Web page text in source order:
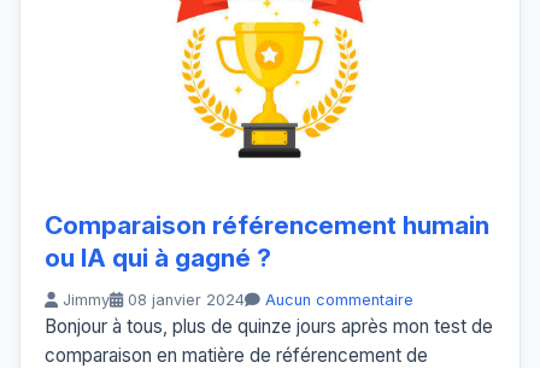
Comparaison référencement humain
ou IA qui à gagné ?
Jimmy 08 janvier 2024 Aucun commentaire
Bonjour à tous, plus de quinze jours après mon test de
comparaison en matière de référencement de